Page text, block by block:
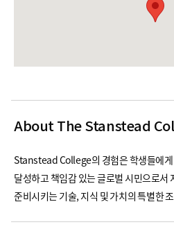
About The Stanstead
Stanstead College의 경험은 학생들에
달성하고 책임감 있는 글로벌 시민으로서
준비시키는 기술, 지식 및 가치의 특별한